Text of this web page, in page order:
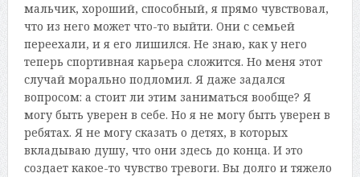
мальчик, хороший, способный, я прямо чувствовал,
что из него может что-то выйти. Они с семьей
переехали, и я его лишился. Не знаю, как у него
теперь спортивная карьера сложится. Но меня этот
случай морально подломил. Я даже задался
вопросом: а стоит ли этим заниматься вообще? Я
могу быть уверен в себе. Но я не могу быть уверен в
ребятах. Я не могу сказать о детях, в которых
вкладываю душу, что они здесь до конца. И это
создает какое-то чувство тревоги. Вы долго и тяжело